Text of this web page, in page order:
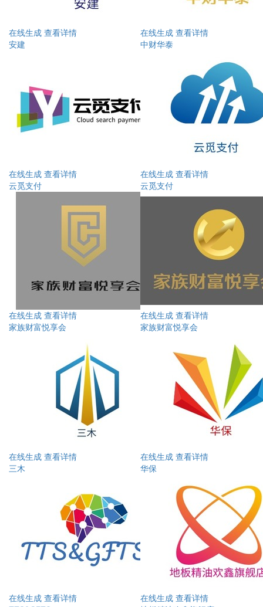
在线生成 查看详情
安建
在线生成 查看详情
中财华泰
在线生成 查看详情
云觅支付
在线生成 查看详情
云觅支付
在线生成 查看详情
家族财富悦享会
在线生成 查看详情
家族财富悦享会
在线生成 查看详情
三木
在线生成 查看详情
华保
在线生成 查看详情
在线生成 查看详情